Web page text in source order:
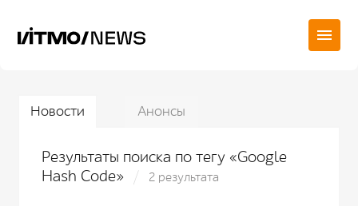
Новости Анонсы
Результаты поиска по тегу «Google
Hash Code»
2 результата